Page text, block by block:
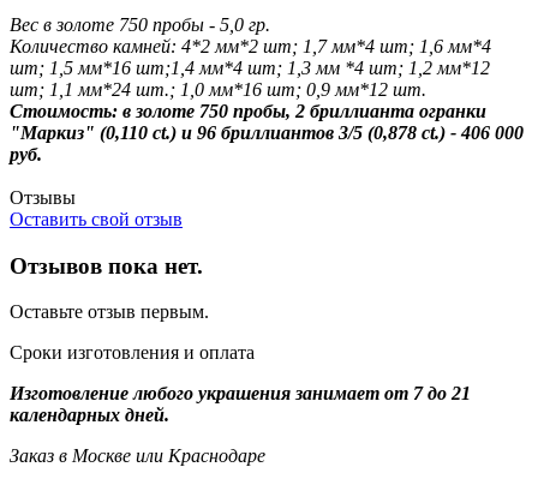
Вес в золоте 750 пробы - 5,0 гр.
Количество камней: 4*2 мм*2 шт; 1,7 мм*4 шт; 1,6 мм*4
шт; 1,5 мм*16 шт;1,4 мм*4 шт; 1,3 мм *4 шт; 1,2 мм*12
шт; 1,1 мм*24 шт.; 1,0 мм*16 шт; 0,9 мм*12 шт.
Стоимость: в золоте 750 пробы, 2 бриллианта огранки
"Маркиз" (0,110 ct.) и 96 бриллиантов 3/5 (0,878 ct.) - 406 000
руб.
Отзывы
Оставить свой отзыв
Отзывов пока нет.
Оставьте отзыв первым.
Сроки изготовления и оплата
Изготовление любого украшения занимает от 7 до 21
календарных дней.
Заказ в Москве или Краснодаре